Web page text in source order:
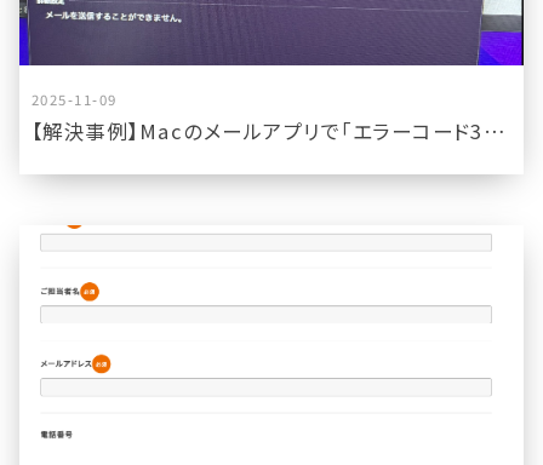
2025-11-09
【解決事例】Macのメールアプリで「エラーコード3253」が出て送信できない原因と対処法